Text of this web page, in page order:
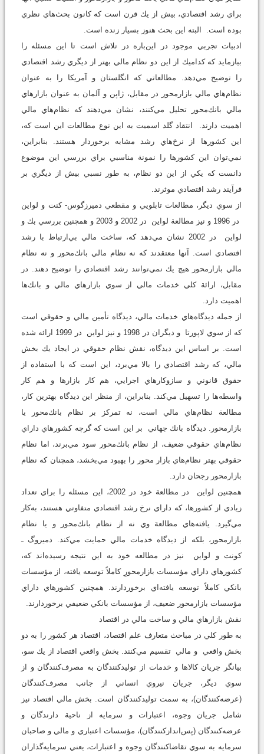
براي رشد اقتصادي، بيش از يك قرن است كه كانون بحث‌هاي نظري
بوده است. البته اين بحث هنوز بسيار زنده است.
ادبيات تجربي موجود در اين‌باره در تلاش است تا اين مسئله را
بيازمايد كه كداميك از اين دو نظام مالي بهتر از ديگري رشد اقتصادي
را توضيح مي‌دهد. مطالعاتي كه انگلستان و آمريكا را به عنوان
نظام‌هاي مالي بازارمحور در مقابل، ژاپن و آلمان به عنوان بازارهاي
مالي بانك‌محور تحليل مي‌كنند، نشان مي‌دهند كه نظام‌هاي مالي
اهميت دارند. انتقاد گلد اسميت به اين نوع مطالعات اين است كه،
اين كشورها از نرخ‌هاي رشد مشابه برخوردار هستند. بنابراين،
نمي‌توان اين كشورها را نمونة مناسبي براي بررسي اين موضوع
دانست كه يكي از اين دو نظام، به طور نسبي بيش از ديگري بر
فرآيند رشد اقتصادي موثرند.
از سوي ديگر، مطالعات تابلويي و مقطعي دميرزگوس- كنت و لواين
در 1996 و نيز مطالعة لواين در 2002 و 2003 و همچنين بررسي بك و
لواين در 2002 نشان مي‌دهد كه، ساخت مالي بي‌ارتباط با رشد
اقتصادي است. آنها معتقدند كه نه نظام مالي بانك‌محور و نه نظام
مالي بازار‌محور هيچ يك نمي‌توانند رشد اقتصادي را توضيح دهند. در
مقابل، ارائة كلي خدمات مالي از سوي بازارهاي مالي و بانك‌ها
اهميت دارد.
از جمله ديدگاه‌هاي خدمات مالي، ديدگاه تأمين مالي و حقوقي است
كه از سوي لاپورتا و ديگران در 1998 و نيز لواين در 1999 ارائه شده
است. بر اساس اين ديدگاه، نقش نظام حقوقي در ايجاد يك بخش
مالي، كه رشد اقتصادي را بالا مي‌برد، اين است كه با استفاده از
حقوق قانوني و سازوكارهاي اجرايي، هم كار بازارها و هم كار
واسطه‌ها را تسهيل مي‌كند. بنابراين، از منظر اين ديدگاه بهترين كار،
مطالعة نظام‌هاي مالي است، نه تمركز بر نظام بانك‌محور يا
بازارمحور. ديدگاه بانك جهاني بر اين است كه گرچه كشورهاي داراي
نظام‌هاي حقوقي ضعيف، از نظام بانك‌محور سود مي‌برند، اما نظام
حقوقي بهتر نظام‌هاي بازار محور را بهبود مي‌بخشد، همچنان كه نظام
بازارمحور رجحان دارد.
همچنين لواين در مطالعة خود در 2002، اين مسئله را براي تعداد
زيادي از كشورها، كه داراي نرخ رشد اقتصادي متفاوتي هستند، به‌كار
مي‌گيرد. يافته‌هاي مطالعة وي نه از نظام بانك‌محور و يا نظام
بازارمحور، بلكه از ديدگاه خدمات مالي حمايت مي‌كند. دميروگ ـ
كونت و لواين نيز در مطالعه خود به اين نتيجه رسيده‌اند كه،
كشورهاي داراي مؤسسات بازارمحورِ كاملاً توسعه يافته، از مؤسسات
بانكي كاملاً توسعه يافته‌اي برخوردارند. همچنين كشورهاي داراي
مؤسسات بازارمحور ضعيف، از مؤسسات بانكي ضعيفي برخوردارند.
نقش بازارهاي مالي و ساخت مالي در اقتصاد
به طور كلي در مباحث متعارف علم اقتصاد، اقتصاد هر كشور را به دو
بخش واقعي و مالي تقسيم مي‌كنند. بخش واقعي اقتصاد از يك سو،
بيانگر جريان كالاها و خدمات از توليدكنندگان به مصرف‌كنندگان و از
سوي ديگر، جريان نيروي انساني از جانب مصرف‌كنندگان
(عرضه‌كنندگان)، به سمت توليدكنندگان است. بخش مالي اقتصاد نيز
شامل جريان وجوه، اعتبارات و سرمايه از ناحية دارندگان و
عرضه‌كنندگان (پس‌اندازكنندگان)، مؤسسات اعتباري و مالي و صاحبان
سرمايه به سوي تقاضاكنندگان وجوه و اعتبارات، يعني سرمايه‌گذاران